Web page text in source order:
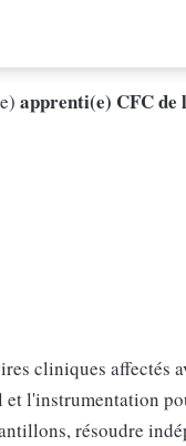
apprenti(e) CFC
cliniques affectés
l'instrumentation
résoudre